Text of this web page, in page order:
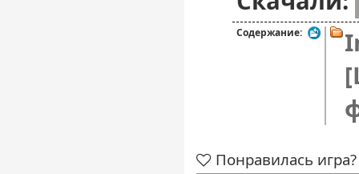
Содержание:
Понравилась